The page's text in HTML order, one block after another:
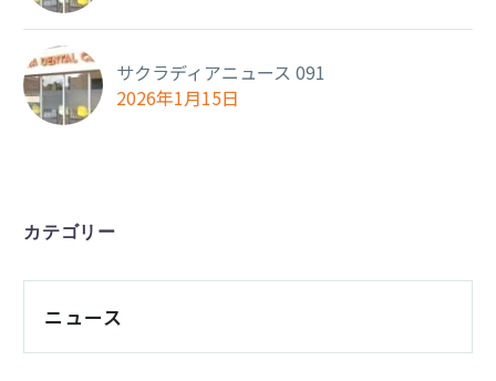
サクラディアニュース 091
2026年1月15日
カテゴリー
ニュース